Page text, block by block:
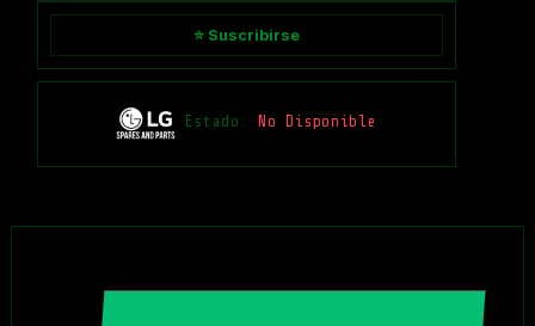
⭐ Suscribirse
Estado: No Disponible